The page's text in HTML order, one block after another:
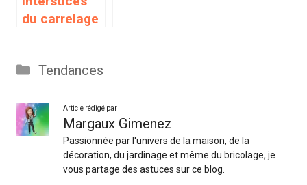
du carrelage
Catégories
Tendances
Article rédigé par
Margaux Gimenez
Passionnée par l'univers de la maison, de la
décoration, du jardinage et même du bricolage, je
vous partage des astuces sur ce blog.